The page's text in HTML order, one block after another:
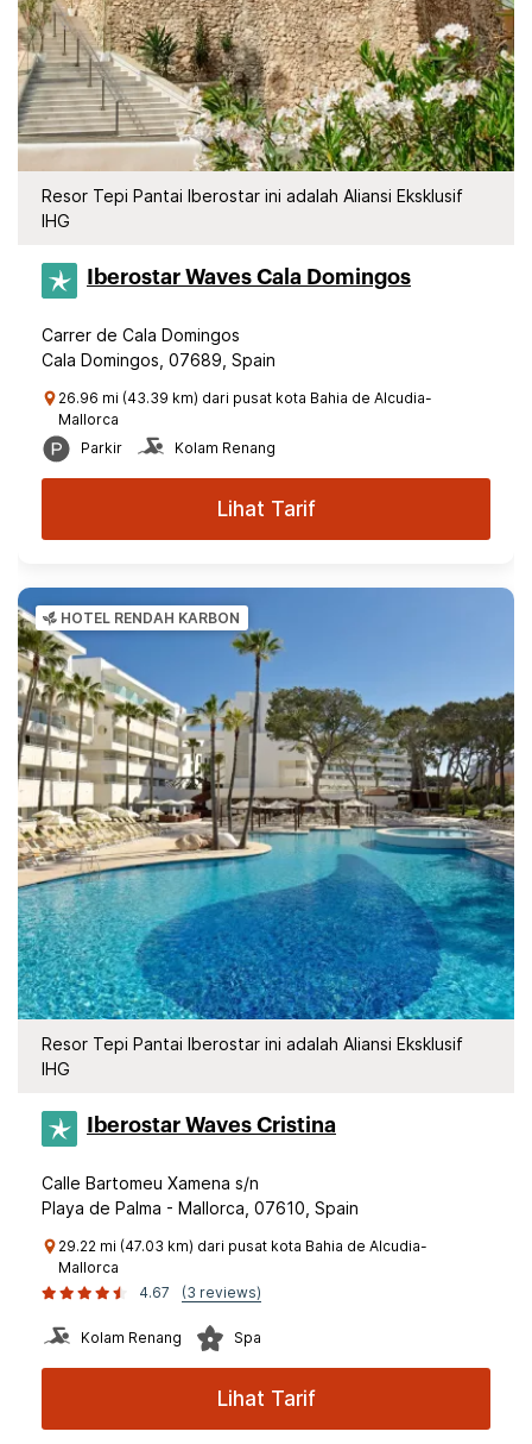
Resor Tepi Pantai Iberostar ini adalah Aliansi Eksklusif
IHG
Iberostar Waves Cala Domingos
Carrer de Cala Domingos
Cala Domingos, 07689, Spain
26.96 mi (43.39 km) dari pusat kota Bahia de Alcudia-
Mallorca
Parkir
Kolam Renang
Lihat Tarif
HOTEL RENDAH KARBON
Resor Tepi Pantai Iberostar ini adalah Aliansi Eksklusif
IHG
Iberostar Waves Cristina
Calle Bartomeu Xamena s/n
Playa de Palma - Mallorca, 07610, Spain
29.22 mi (47.03 km) dari pusat kota Bahia de Alcudia-
Mallorca
4.67
(3 reviews)
Kolam Renang Spa
Lihat Tarif